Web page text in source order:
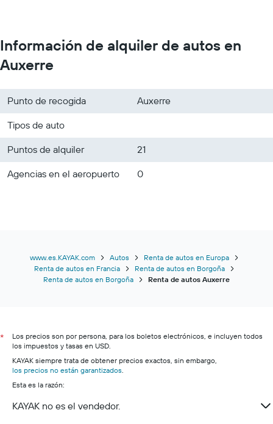
Información de alquiler de autos en
Auxerre
Punto de recogida
Auxerre
Tipos de auto
Puntos de alquiler
21
Agencias en el aeropuerto
0
www.es.KAYAK.com Autos
Renta de autos en Europa
Renta de autos en Francia
Renta de autos en Borgoña
Renta de autos en Borgoña
Renta de autos Auxerre
*
Los precios son por persona, para los boletos electrónicos, e incluyen todos
los impuestos y tasas en USD.
KAYAK siempre trata de obtener precios exactos, sin embargo,
los precios no están garantizados
Esta es la razón:
KAYAK no es el vendedor.